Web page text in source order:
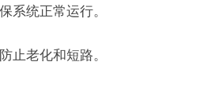
系统正常运行。
止老化和短路。